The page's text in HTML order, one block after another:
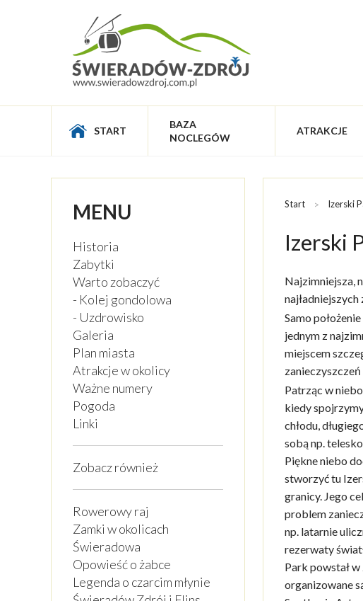
START
BAZA
NOCLEGÓW
ATRAKCJE
Start Izerski
Izerski
Najzimniejsza,
Samo
jednym z
miejscem
Patrząc w
kiedy
chłodu,
sobą np.
Piękne niebo
stworzyć tu
granicy. Jego
problem
np. latarnie
rezerwaty
Park powstał
organizowane
MENU
Historia
Zabytki
Warto zobaczyć
- Kolej gondolowa
- Uzdrowisko
Galeria
Plan miasta
Atrakcje w okolicy
Ważne numery
Pogoda
Linki
Zobacz również
Rowerowy raj
Zamki w okolicach
Świeradowa
Opowieść o żabce
Legenda o czarcim młynie